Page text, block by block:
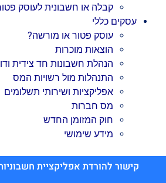
קבלה או חשבונית לעוסק
עסקים כללי
עוסק פטור או מורשה?
הוצאות מוכרות
הנהלת חשבונות חד צידית
התנהלות מול רשויות המס
אפליקציות ושירותי תשלומים
מס חברות
חוק המזומן החדש
מידע שימושי
קישור להורדת אפליקציית